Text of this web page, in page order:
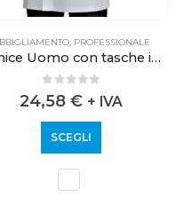
, PROFESSIONALE
Camice Uomo con tasche interne
0out of 5
24,58€ + IVA
SCEGLI